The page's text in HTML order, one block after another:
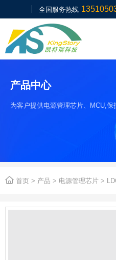
全国服务热线
产品中心
为客户提供电源管理芯片、MCU,保
 首页 > 产品 > 电源管理芯片 >